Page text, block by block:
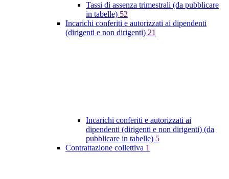
Tassi di assenza trimestrali (da pubblicare
in tabelle) 52
Incarichi conferiti e autorizzati ai dipendenti
(dirigenti e non dirigenti) 21
Incarichi conferiti e autorizzati ai
dipendenti (dirigenti e non dirigenti) (da
pubblicare in tabelle) 5
Contrattazione collettiva 1